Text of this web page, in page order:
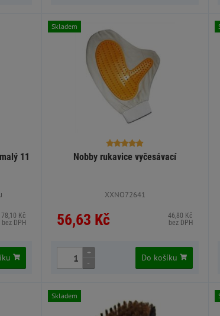
11
78,10 Kč
bez DPH
Nobby rukavice vyčesávací
XXNO72641
56,63 Kč
46,80 Kč
bez DPH
Skladem
+
-
Do košíku
Skladem